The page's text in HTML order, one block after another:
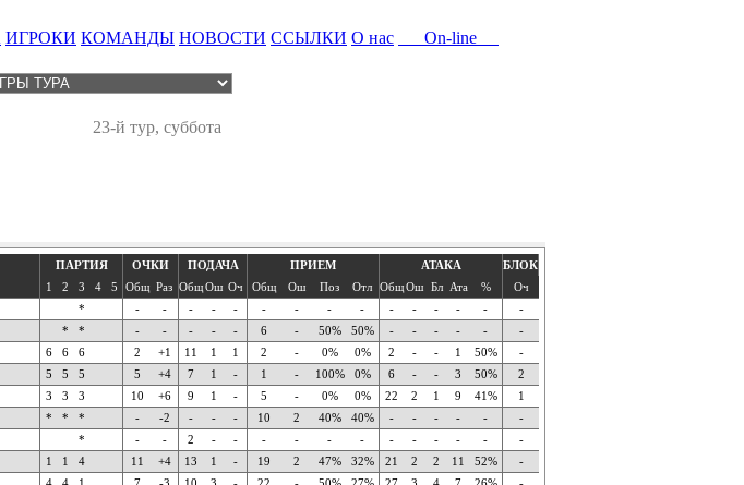
ИГРОКИ КОМАНДЫ НОВОСТИ ССЫЛКИ О нас
On-line
23-й тур, суббота
ПАРТИЯ ОЧКИ ПОДАЧА ПРИЕМ АТАКА
БЛОК
1
2 3 4 5 Общ Раз ОбщОш Оч Общ Ош Поз Отл ОбщОш Бл Ата % Оч
* - - - - - - - - - - - - - - -
* * - - - - - 6 - 50% 50% - - - - - -
6 6 6 2 +1 11 1 1 2 - 0% 0% 2 - - 1 50% -
5 5 5 5 +4 7 1 - 1 - 100% 0% 6 - - 3 50% 2
3 3 3 10 +6 9 1 - 5 - 0% 0% 22 2 1 9 41% 1
* * * - -2 - - - 10 2 40% 40% - - - - - -
* - - 2 - - - - - - - - - - - -
1 1 4 11 +4 13 1 - 19 2 47% 32% 21 2 2 11 52% -